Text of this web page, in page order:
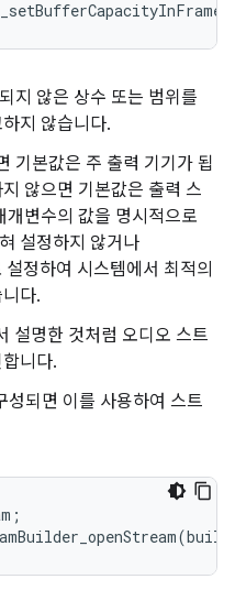
지 않은 상수 또는 범위를
지 않습니다.
기본값은 주 출력 기기가 됩
않으면 기본값은 출력 스
변수의 값을 명시적으로
설정하지 않거나
설정하여 시스템에서 최적의
다.
설명한 것처럼 오디오 스트
니다.
되면 이를 사용하여 스트